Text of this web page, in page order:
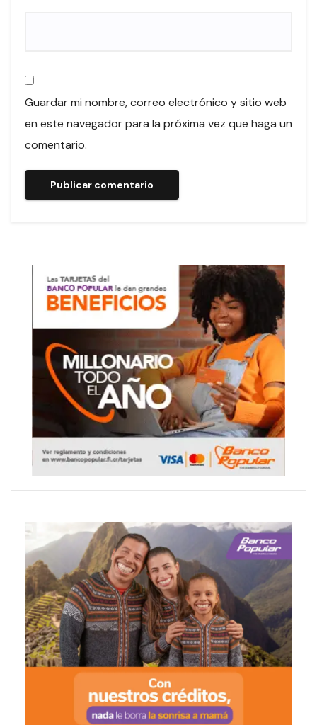
Guardar mi nombre, correo electrónico y sitio web
en este navegador para la próxima vez que haga un
comentario.